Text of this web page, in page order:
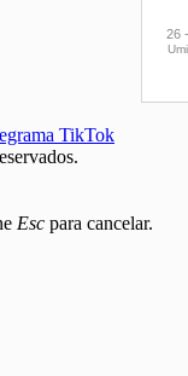
TikTok
Esc para cancelar.